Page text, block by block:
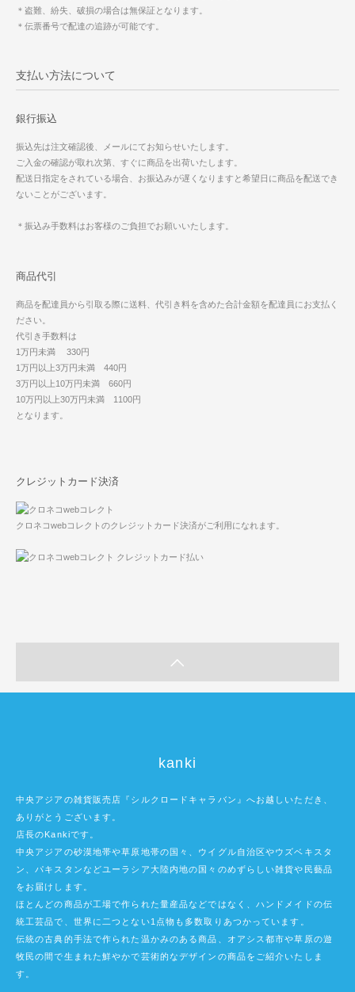
＊盗難、紛失、破損の場合は無保証となります。
＊伝票番号で配達の追跡が可能です。
支払い方法について
銀行振込
振込先は注文確認後、メールにてお知らせいたします。
ご入金の確認が取れ次第、すぐに商品を出荷いたします。
配送日指定をされている場合、お振込みが遅くなりますと希望日に商品を配送でき
ないことがございます。
＊振込み手数料はお客様のご負担でお願いいたします。
商品代引
商品を配達員から引取る際に送料、代引き料を含めた合計金額を配達員にお支払く
ださい。
代引き手数料は
1万円未満 330円
1万円以上3万円未満 440円
3万円以上10万円未満 660円
10万円以上30万円未満 1100円
となります。
クレジットカード決済
クロネコwebコレクトのクレジットカード決済がご利用になれます。
kanki
中央アジアの雑貨販売店『シルクロードキャラバン』へお越しいただき、
ありがとうございます。
店長のKankiです。
中央アジアの砂漠地帯や草原地帯の国々、ウイグル自治区やウズベキスタ
ン、パキスタンなどユーラシア大陸内地の国々のめずらしい雑貨や民藝品
をお届けします。
ほとんどの商品が工場で作られた量産品などではなく、ハンドメイドの伝
統工芸品で、世界に二つとない1点物も多数取りあつかっています。
伝統の古典的手法で作られた温かみのある商品、オアシス都市や草原の遊
牧民の間で生まれた鮮やかで芸術的なデザインの商品をご紹介いたしま
す。